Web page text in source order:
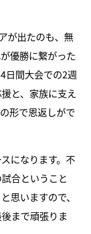
が出たのも、無
優勝に繋がった
日間大会での2週
と、家族に支え
形で恩返しがで
になります。不
合ということ
思いますので、
まで頑張りま